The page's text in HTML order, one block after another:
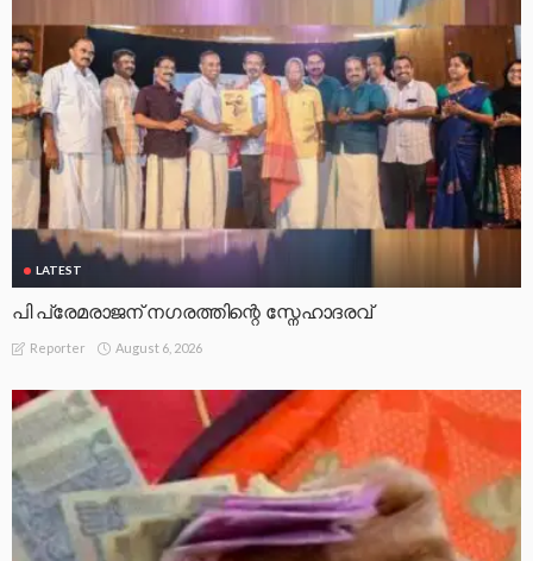
LATEST
പി പ്രേമരാജന് നഗരത്തിന്റെ സ്നേഹാദരവ്
Reporter August 6, 2026